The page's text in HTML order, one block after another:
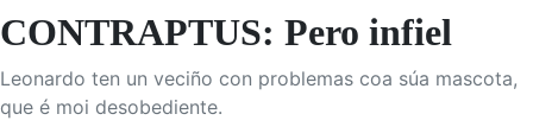
CONTRAPTUS: Pero infiel
Leonardo ten un veciño con problemas coa súa mascota,
que é moi desobediente.